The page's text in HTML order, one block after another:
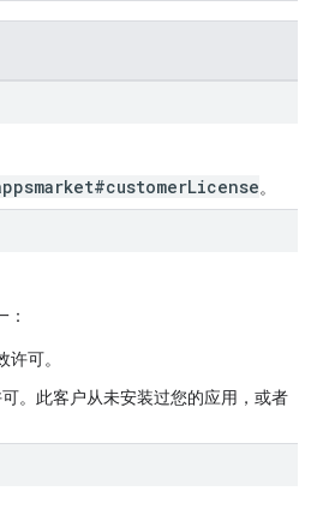
。
许可。
可。此客户从未安装过您的应用，或者